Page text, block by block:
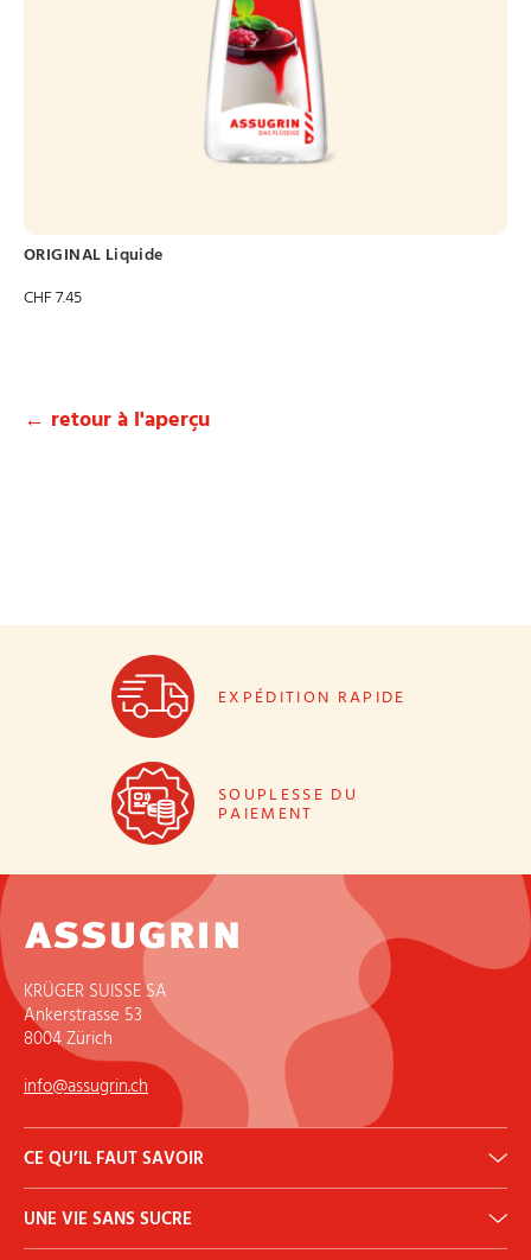
ORIGINAL Liquide
CHF7.45
← retour à l'aperçu
EXPÉDITION RAPIDE
SOUPLESSE DU
PAIEMENT
KRÜGER SUISSE SA
Ankerstrasse 53
8004 Zürich
info@assugrin.ch
CE QU’IL FAUT SAVOIR
Histoire
Qu’est-ce que l’érythritol?
UNE VIE SANS SUCRE